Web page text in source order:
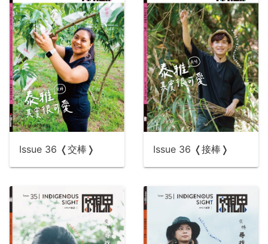
Issue 36 ❬交棒❭ Issue 36 ❬接棒❭